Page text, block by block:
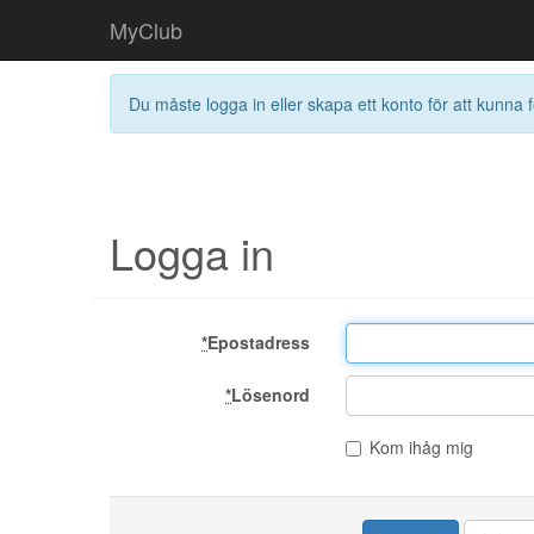
MyClub
Du måste logga in eller skapa ett konto för att kunna
Logga in
*Epostadress
*Lösenord
Kom ihåg mig